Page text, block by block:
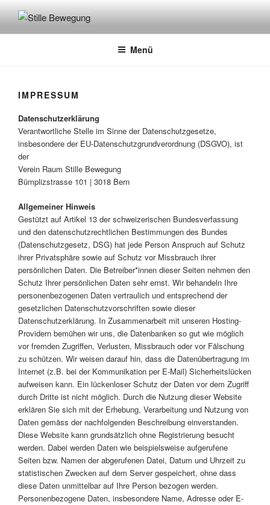
Inhalt
springenSTILLE BEWEGUNG
Menü
IMPRESSUM
Datenschutzerklärung
Verantwortliche Stelle im Sinne der Datenschutzgesetze,
insbesondere der EU-Datenschutzgrundverordnung (DSGVO), ist
der
Verein Raum Stille Bewegung
Bümplizstrasse 101 | 3018 Bern
Allgemeiner Hinweis
Gestützt auf Artikel 13 der schweizerischen Bundesverfassung
und den datenschutzrechtlichen Bestimmungen des Bundes
(Datenschutzgesetz, DSG) hat jede Person Anspruch auf Schutz
ihrer Privatsphäre sowie auf Schutz vor Missbrauch ihrer
persönlichen Daten. Die Betreiber*innen dieser Seiten nehmen den
Schutz Ihrer persönlichen Daten sehr ernst. Wir behandeln Ihre
personenbezogenen Daten vertraulich und entsprechend der
gesetzlichen Datenschutzvorschriften sowie dieser
Datenschutzerklärung. In Zusammenarbeit mit unseren Hosting-
Providern bemühen wir uns, die Datenbanken so gut wie möglich
vor fremden Zugriffen, Verlusten, Missbrauch oder vor Fälschung
zu schützen. Wir weisen darauf hin, dass die Datenübertragung im
Internet (z.B. bei der Kommunikation per E-Mail) Sicherheitslücken
aufweisen kann. Ein lückenloser Schutz der Daten vor dem Zugriff
durch Dritte ist nicht möglich. Durch die Nutzung dieser Website
erklären Sie sich mit der Erhebung, Verarbeitung und Nutzung von
Daten gemäss der nachfolgenden Beschreibung einverstanden.
Diese Website kann grundsätzlich ohne Registrierung besucht
werden. Dabei werden Daten wie beispielsweise aufgerufene
Seiten bzw. Namen der abgerufenen Datei, Datum und Uhrzeit zu
statistischen Zwecken auf dem Server gespeichert, ohne dass
diese Daten unmittelbar auf Ihre Person bezogen werden.
Personenbezogene Daten, insbesondere Name, Adresse oder E-